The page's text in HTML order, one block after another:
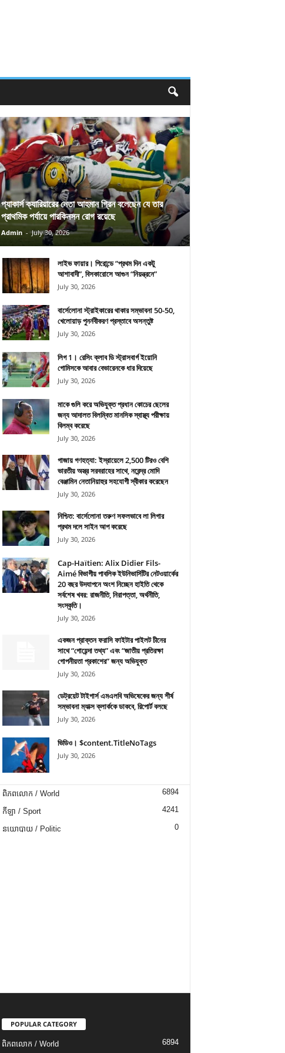
প্যাকার্স ক্যারিয়ারের নেতা আহমান গ্রিন বলেছেন যে তার
প্রাথমিক পর্যায়ে পারকিনসন রোগ রয়েছে
Admin - July 30, 2026
লাইভ ফায়ার। গিরোন্ডে “প্রথম দিন একটু
আশাবাদী”, বিসকারোসে আগুন “নিয়ন্ত্রনে”
July 30, 2026
বার্সেলোনা স্ট্রাইকারের থাকার সম্ভাবনা 50-50,
খেলোয়াড় পুনর্নবীকরণ প্রস্তাবে অসন্তুষ্ট
July 30, 2026
লিগ 1। রেসিং ক্লাব ডি স্ট্রাসবার্গ ইয়োনি
গোমিসকে আবার বেভারেনকে ধার দিয়েছে
July 30, 2026
মাকে গুলি করে অভিযুক্ত প্রধান কোচের ছেলের
জন্য আদালত বিলম্বিত মানসিক স্বাস্থ্য পরীক্ষায়
বিলম্ব করেছে
July 30, 2026
গাজায় গণহত্যা: ইস্রায়েলে 2,500 টিরও বেশি
ভারতীয় অস্ত্র সরবরাহের সাথে, নরেন্দ্র মোদি
বেঞ্জামিন নেতানিয়াহুর সহযোগী স্বীকার করেছেন
July 30, 2026
নিশ্চিত: বার্সেলোনা তরুণ সফলভাবে লা লিগার
প্রথম দলে সাইন আপ করেছে
July 30, 2026
Cap-Haïtien: Alix Didier Fils-
Aimé বিভাগীয় পাবলিক ইউনিভার্সিটির নেটওয়ার্কের
20 বছর উদযাপনে অংশ নিচ্ছেন হাইতি থেকে
সর্বশেষ খবর: রাজনীতি, নিরাপত্তা, অর্থনীতি,
সংস্কৃতি।
July 30, 2026
একজন প্রাক্তন ফরাসি ফাইটার পাইলট চীনের
সাথে “গোয়েন্দা তথ্য” এবং “জাতীয় প্রতিরক্ষা
গোপনীয়তা প্রকাশের” জন্য অভিযুক্ত
July 30, 2026
ডেট্রয়েট টাইগার্স এমএলবি অভিষেকের জন্য শীর্ষ
সম্ভাবনা ম্যাক্স ক্লার্ককে ডাকবে, রিপোর্ট বলছে
July 30, 2026
ভিডিও। $content.TitleNoTags
July 30, 2026
ពិភពលោក / World 6894
កីឡា / Sport 4241
នយោបាយ / Politic 0
POPULAR CATEGORY
ពិភពលោក / World 6894